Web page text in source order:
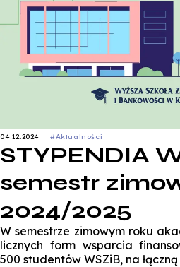
04.12.2024 #Aktualności
STYPENDIA
semestr
2024/2025
W semestrze zimowym roku
licznych form wsparcia
500 studentów WSZiB, na